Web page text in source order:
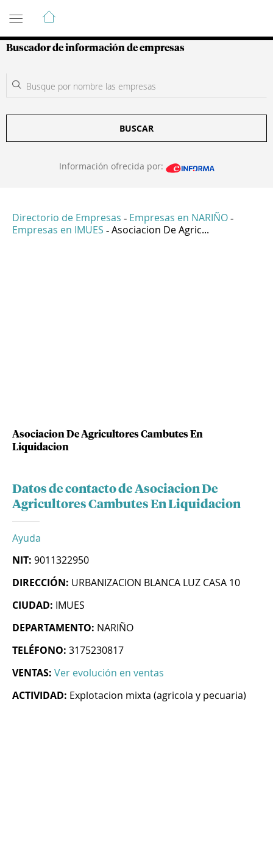
Guía de Empresas Colombianas
Buscador de información de empresas
BUSCAR
Información ofrecida por:
Directorio de Empresas - Empresas en NARIÑO -
Empresas en IMUES - Asociacion De Agric...
Asociacion De Agricultores Cambutes En
Liquidacion
Datos de contacto de Asociacion De
Agricultores Cambutes En Liquidacion
Ayuda
NIT: 9011322950
DIRECCIÓN: URBANIZACION BLANCA LUZ CASA 10
CIUDAD: IMUES
DEPARTAMENTO: NARIÑO
TELÉFONO: 3175230817
VENTAS: Ver evolución en ventas
ACTIVIDAD: Explotacion mixta (agricola y pecuaria)